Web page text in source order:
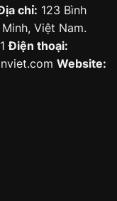
chỉ: 123 Bình
Việt Nam.
Điện thoại:
Website: